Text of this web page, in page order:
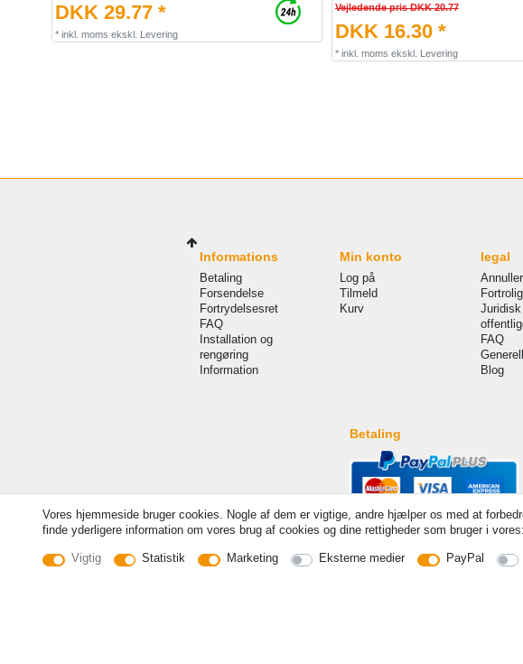
DKK 29.77 *
* inkl. moms ekskl. Levering
Vejledende pris DKK 20.77
DKK 16.30 *
* inkl. moms ekskl. Levering
Informations
Betaling
Forsendelse
Fortrydelsesret
FAQ
Installation og
rengøring
Information
Min konto
Log på
Tilmeld
Kurv
legal
Juridisk
FAQ
Blog
Betaling
Vores hjemmeside bruger cookies. Nogle af dem er vigtige, andre hjælper os med at
finde yderligere information om vores brug af cookies og dine rettigheder som bruger i
Vigtig Statistik Marketing Eksterne medier PayPal